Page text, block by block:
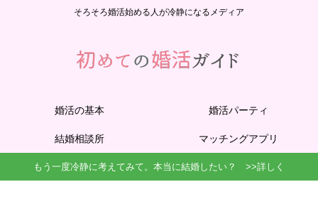
そろそろ婚活始める人が冷静になるメディア
婚活の基本 婚活パーティ
結婚相談所 マッチングアプリ
もう一度冷静に考えてみて。本当に結婚したい？ >>詳しく